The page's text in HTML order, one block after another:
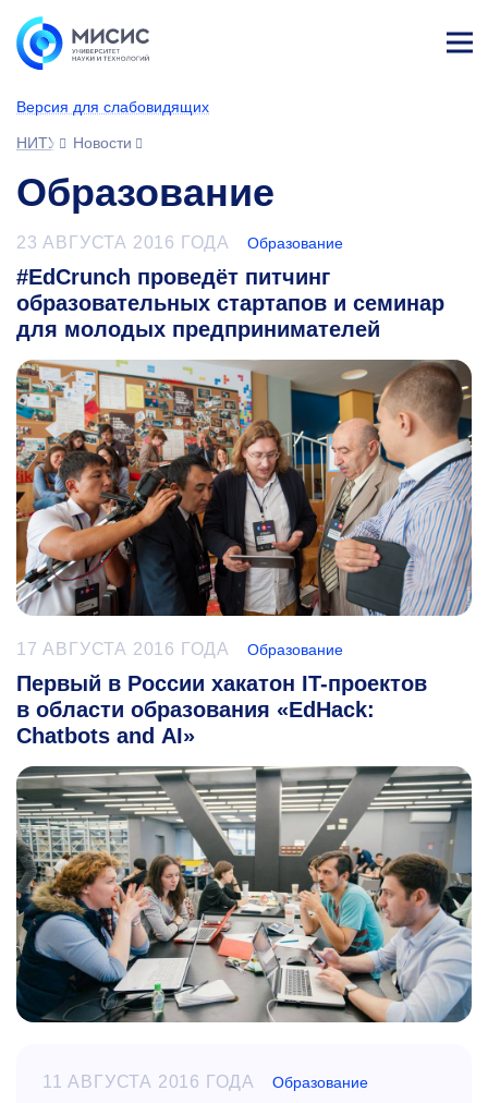
Версия для слабовидящих
НИТУ МИСИС
Новости
Образование
23 АВГУСТА 2016 ГОДА Образование
#EdCrunch проведёт питчинг
образовательных стартапов и семинар
для молодых предпринимателей
17 АВГУСТА 2016 ГОДА Образование
Первый в России хакатон IT-проектов
в области образования «EdHack:
Chatbots and AI»
11 АВГУСТА 2016 ГОДА Образование